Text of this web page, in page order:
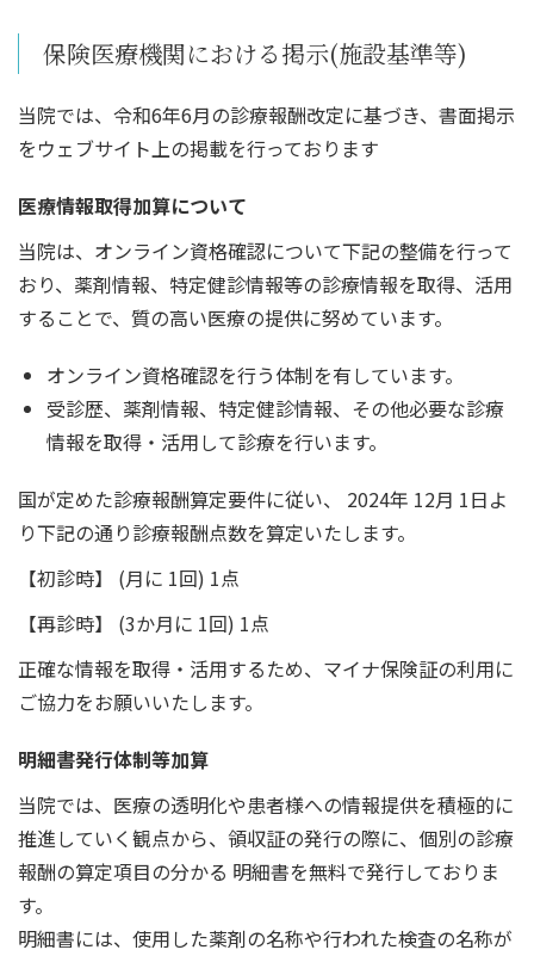
保険医療機関における掲示(施設基準等)
当院では、令和6年6月の診療報酬改定に基づき、書面掲示
をウェブサイト上の掲載を行っております
医療情報取得加算について
当院は、オンライン資格確認について下記の整備を行って
おり、薬剤情報、特定健診情報等の診療情報を取得、活用
することで、質の高い医療の提供に努めています。
オンライン資格確認を行う体制を有しています。
受診歴、薬剤情報、特定健診情報、その他必要な診療
情報を取得・活用して診療を行います。
国が定めた診療報酬算定要件に従い、 2024年 12月 1日よ
り下記の通り診療報酬点数を算定いたします。
【初診時】 (月に 1回) 1点
【再診時】 (3か月に 1回) 1点
正確な情報を取得・活用するため、マイナ保険証の利用に
ご協力をお願いいたします。
明細書発行体制等加算
当院では、医療の透明化や患者様への情報提供を積極的に
推進していく観点から、領収証の発行の際に、個別の診療
報酬の算定項目の分かる 明細書を無料で発行しておりま
す。
明細書には、使用した薬剤の名称や行われた検査の名称が